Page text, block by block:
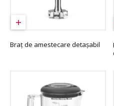
Braț de amestecare detașabil